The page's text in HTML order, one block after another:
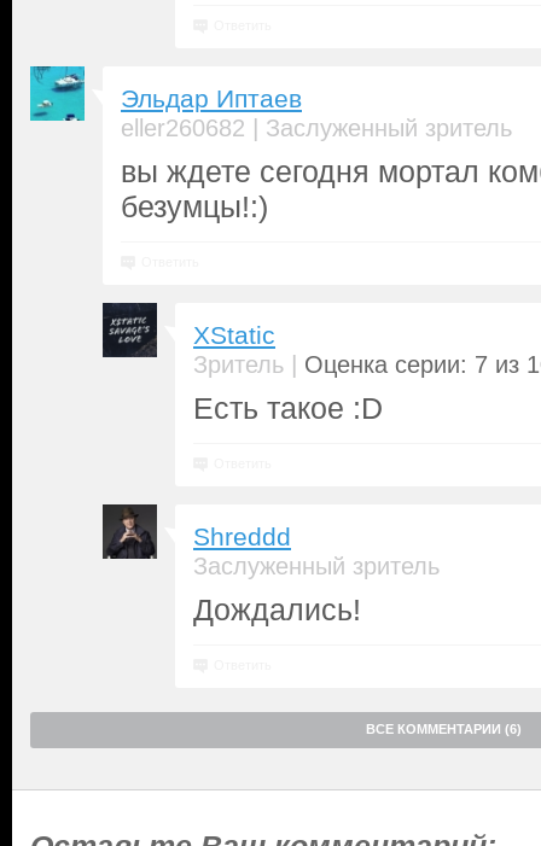
Эльдар Иптаев
eller260682 | Заслуженный зритель
вы ждете сегодня мортал
безумцы!:)
XStatic
Зритель | Оценка серии: 7 из
Есть такое :D
Shreddd
Заслуженный зритель
Дождались!
ВСЕ КОММЕНТАРИИ (6)